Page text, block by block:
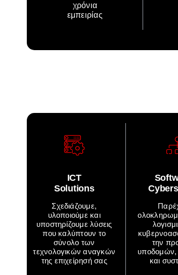
χρόνια
εμπειρίας
ICT
Solutions
Σχεδιάζουμε,
υλοποιούμε και
υποστηρίζουμε λύσεις
που καλύπτουν το
σύνολο των
τεχνολογικών αναγκών
της επιχείρησή σας
την
υποδομών,
και